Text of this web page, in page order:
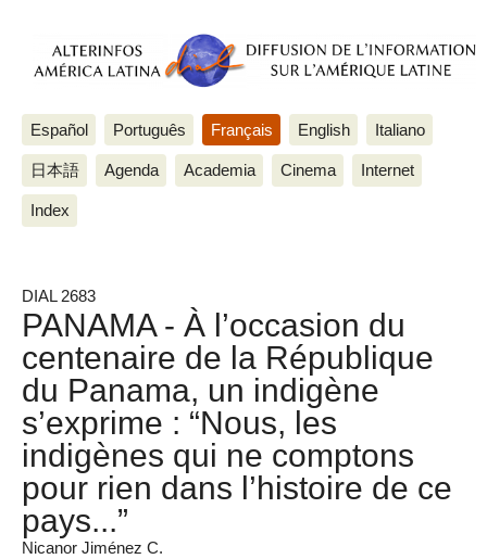
Español Português Français English Italiano
日本語 Agenda Academia Cinema Internet
Index
DIAL 2683
PANAMA - À l’occasion du
centenaire de la République
du Panama, un indigène
s’exprime : “Nous, les
indigènes qui ne comptons
pour rien dans l’histoire de ce
pays...”
Nicanor Jiménez C.